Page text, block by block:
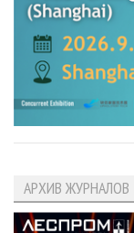
АРХИВ ЖУРНАЛОВ